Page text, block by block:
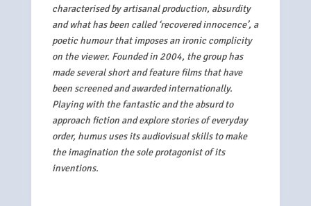
characterised by artisanal production, absurdity
and what has been called ‘recovered innocence’, a
poetic humour that imposes an ironic complicity
on the viewer. Founded in 2004, the group has
made several short and feature films that have
been screened and awarded internationally.
Playing with the fantastic and the absurd to
approach fiction and explore stories of everyday
order, humus uses its audiovisual skills to make
the imagination the sole protagonist of its
inventions.